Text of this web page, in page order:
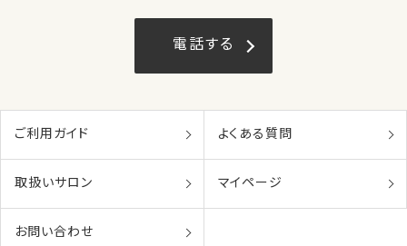
電話する
ご利用ガイド よくある質問
取扱いサロン マイページ
お問い合わせ